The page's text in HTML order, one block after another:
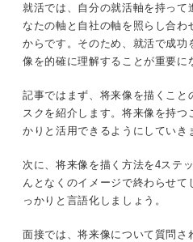
いる吉野さんの
将来像がまったく思
処法
①就活の専門家
②周囲の大人に
③応募先企業
業界別7選！ 面接で聞
①IT業界の例文
就活では、自分の就活軸を持って
なたの軸と自社の軸を照らし合わ
からです。そのため、就活で成
像を的確に理解することが重要に
記事ではまず、将来像を描くこと
スクを紹介します。将来像を持つ
かりと活用できるようにしていき
次に、将来像を描く方法を4ステ
んとなくのイメージで終わらせて
っかりと言語化しましょう。
面接では、将来像について質問さ
①自分が本当にやりたいことが
②今やるべきことがわかるから
③就活の軸が定まるから
④面接の質問対策ができるから
将来像を描かないままだとど
活を進めるリスク
企業とマッチしていないと判